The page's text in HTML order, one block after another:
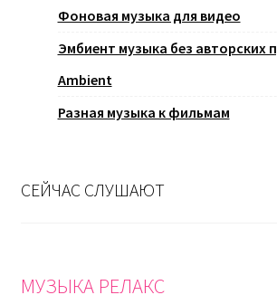
Фоновая музыка для видео
Эмбиент музыка без авторских
Ambient
Разная музыка к фильмам
СЕЙЧАС СЛУШАЮТ
МУЗЫКА РЕЛАКС